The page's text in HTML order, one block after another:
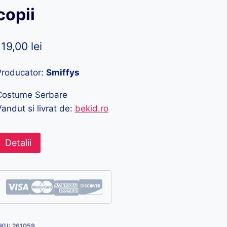
lei
Smiffys
Serbare
si livrat de: bekid.ro
Detalii
261059